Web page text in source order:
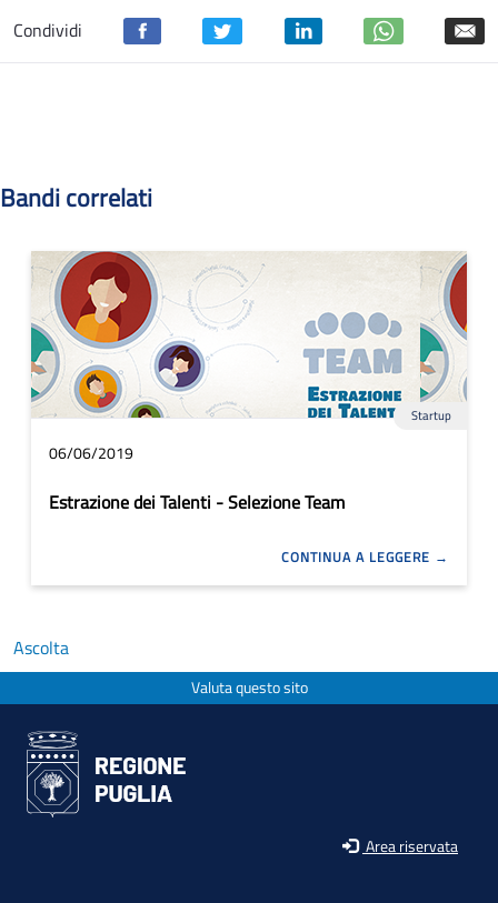
Condividi
Bandi correlati
Startup
06/06/2019
Estrazione dei Talenti - Selezione Team
CONTINUA A LEGGERE
Ascolta
Valuta questo sito
Area riservata